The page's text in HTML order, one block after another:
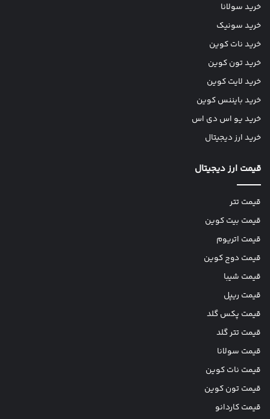
خرید سولانا
خرید سونیک
خرید نات کوین
خرید تون کوین
خرید لایت کوین
خرید بایننس کوین
خرید یو اس دی اس
خرید ارز دیجیتال
قیمت ارز دیجیتال
قیمت تتر
قیمت بیت کوین
قیمت اتریوم
قیمت دوج کوین
قیمت شیبا
قیمت ریپل
قیمت پکس گلد
قیمت تتر گلد
قیمت سولانا
قیمت نات کوین
قیمت تون کوین
قیمت کاردانو